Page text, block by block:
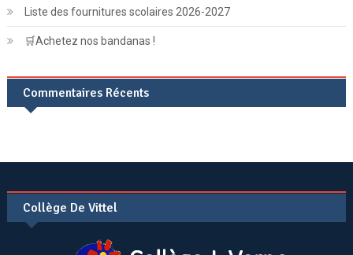
Liste des fournitures scolaires 2026-2027
🛒Achetez nos bandanas !
Commentaires Récents
Collège De Vittel